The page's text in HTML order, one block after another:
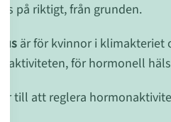
på riktigt, från grunden.​
är för kvinnor i klimakteriet
för hormonell
till att reglera